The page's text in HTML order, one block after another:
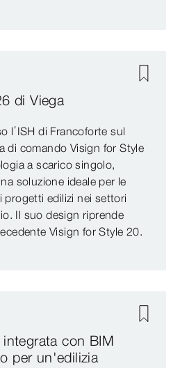
di Viega
l’ISH di Francoforte sul
di comando Visign for Style
a scarico singolo,
soluzione ideale per le
progetti edilizi nei settori
Il suo design riprende
Visign for Style 20.
con BIM
per un'edilizia